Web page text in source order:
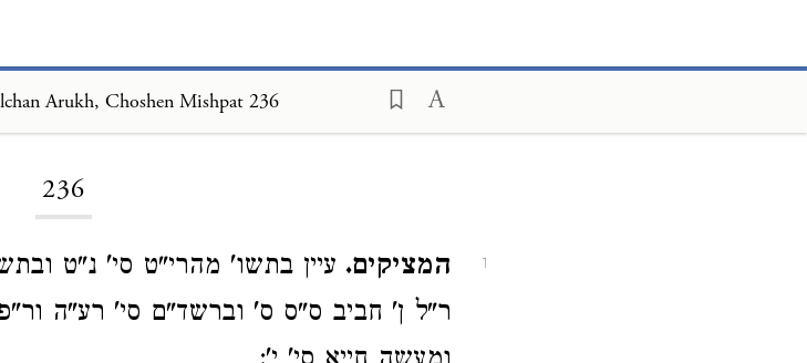
Arukh, Choshen Mishpat 236
236
1 המציקים. עיין בתשו' מהרי"ט סי' נ"ט
ר"ל ן' חביב ס"ס ס' וברשד"ם סי' רע"ה